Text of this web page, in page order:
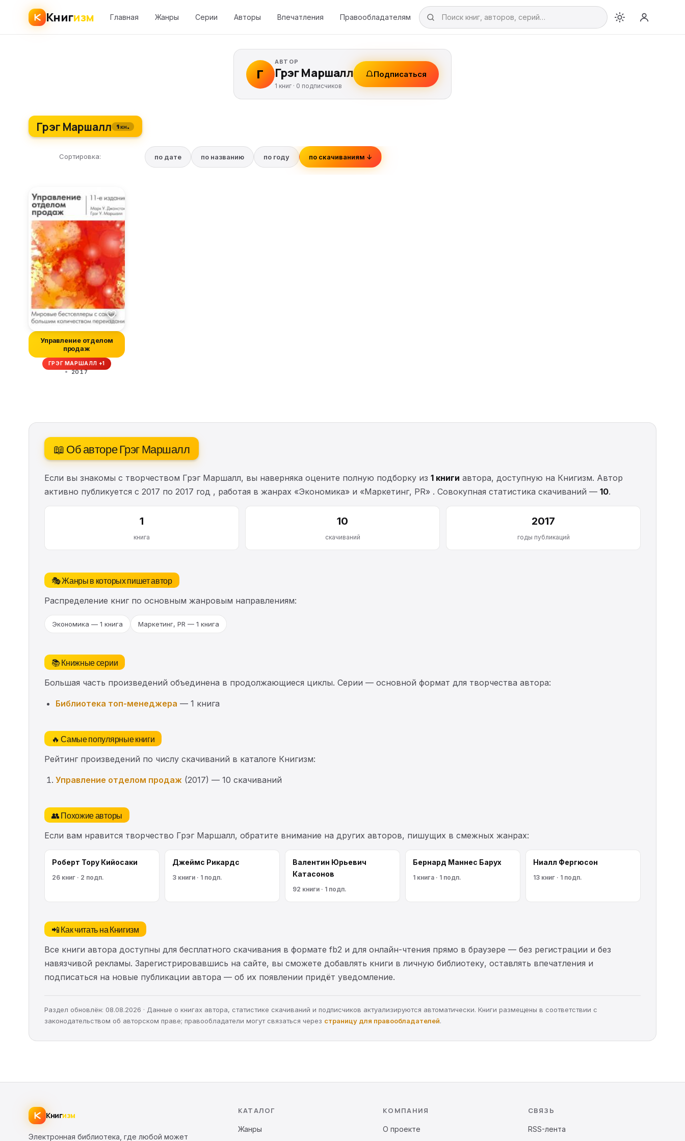
Книгизм Главная Жанры Серии Авторы Впечатления Правообладателям
Г
АВТОР
Грэг Маршалл
1 книг · 0 подписчиков
Подписаться
Грэг Маршалл 1 кн.
Сортировка: по дате по названию по году по скачиваниям ↓
Управление отделом
продаж
ГРЭГ МАРШАЛЛ +1
2017
📖 Об авторе Грэг Маршалл
Если вы знакомы с творчеством Грэг Маршалл, вы наверняка оцените полную подборку из 1 книги автора, доступную на Книгизм. Автор
активно публикуется с 2017 по 2017 год , работая в жанрах «Экономика» и «Маркетинг, PR» . Совокупная статистика скачиваний — 10.
1
книга
10
скачиваний
2017
годы публикаций
🎭 Жанры в которых пишет автор
Распределение книг по основным жанровым направлениям:
Экономика — 1 книга Маркетинг, PR — 1 книга
📚 Книжные серии
Большая часть произведений объединена в продолжающиеся циклы. Серии — основной формат для творчества автора:
Библиотека топ-менеджера — 1 книга
🔥 Самые популярные книги
Рейтинг произведений по числу скачиваний в каталоге Книгизм:
Управление отделом продаж (2017) — 10 скачиваний
👥 Похожие авторы
Если вам нравится творчество Грэг Маршалл, обратите внимание на других авторов, пишущих в смежных жанрах:
Роберт Тору Кийосаки
26 книг · 2 подп.
Джеймс Рикардс
3 книги · 1 подп.
Валентин Юрьевич
Катасонов
92 книги · 1 подп.
Бернард Маннес Барух
1 книга · 1 подп.
Ниалл Фергюсон
13 книг · 1 подп.
📲 Как читать на Книгизм
Все книги автора доступны для бесплатного скачивания в формате fb2 и для онлайн-чтения прямо в браузере — без регистрации и без
навязчивой рекламы. Зарегистрировавшись на сайте, вы сможете добавлять книги в личную библиотеку, оставлять впечатления и
подписаться на новые публикации автора — об их появлении придёт уведомление.
Раздел обновлён: 08.08.2026 · Данные о книгах автора, статистике скачиваний и подписчиков актуализируются автоматически. Книги размещены в соответствии с
законодательством об авторском праве; правообладатели могут связаться через страницу для правообладателей.
Книгизм
Электронная библиотека, где любой может
КАТАЛОГ
Жанры
КОМПАНИЯ
О проекте
СВЯЗЬ
RSS-лента